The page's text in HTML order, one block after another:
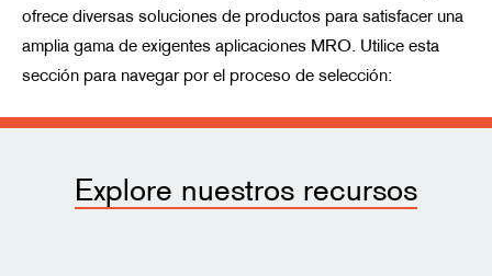
ofrece diversas soluciones de productos para satisfacer una
amplia gama de exigentes aplicaciones MRO. Utilice esta
sección para navegar por el proceso de selección:
Explore nuestros recursos